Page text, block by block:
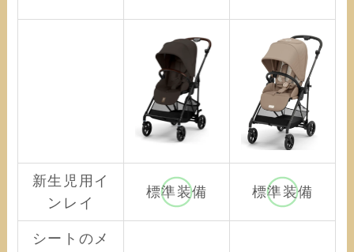
新生児用イ
ンレイ
標準装備 標準装備
シートのメ